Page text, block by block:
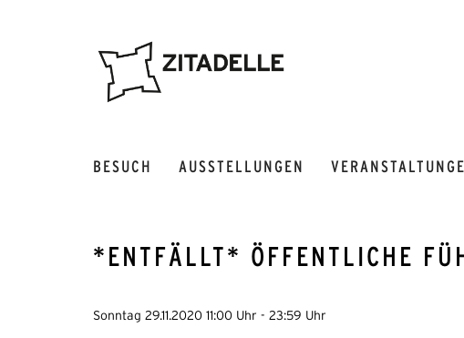
BESUCH AUSSTELLUNGEN
*ENTFÄLLT* ÖFFENTLICHE
Sonntag 29.11.2020 11:00 Uhr - 23:59 Uhr